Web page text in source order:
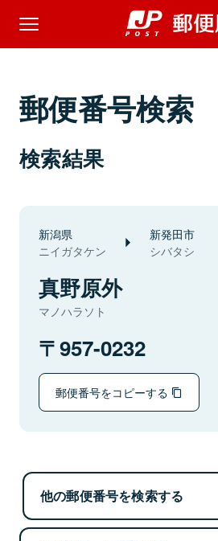
郵便番号検索
検索結果
新潟県
ニイガタケン
新発田市
シバタシ
真野原外
マノハラソト
957-0232
郵便番号をコピーする
他の郵便番号を検索する